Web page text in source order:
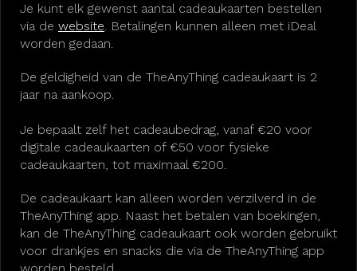
Je kunt elk gewenst aantal cadeaukaarten bestellen
via de website. Betalingen kunnen alleen met iDeal
worden gedaan.
De geldigheid van de TheAnyThing cadeaukaart is 2
jaar na aankoop.
Je bepaalt zelf het cadeaubedrag, vanaf €20 voor
digitale cadeaukaarten of €50 voor fysieke
cadeaukaarten, tot maximaal €200.
De cadeaukaart kan alleen worden verzilverd in de
TheAnyThing app. Naast het betalen van boekingen,
kan de TheAnyThing cadeaukaart ook worden gebruikt
voor drankjes en snacks die via de TheAnyThing app